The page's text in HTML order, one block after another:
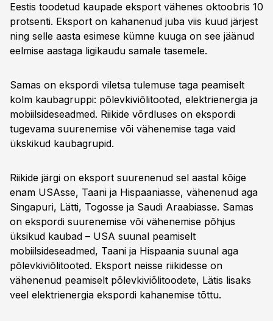
Eestis toodetud kaupade eksport vähenes oktoobris 10
protsenti. Eksport on kahanenud juba viis kuud järjest
ning selle aasta esimese kümne kuuga on see jäänud
eelmise aastaga ligikaudu samale tasemele.
Samas on ekspordi viletsa tulemuse taga peamiselt
kolm kaubagruppi: põlevkiviõlitooted, elektrienergia ja
mobiilsideseadmed. Riikide võrdluses on ekspordi
tugevama suurenemise või vähenemise taga vaid
ükskikud kaubagrupid.
Riikide järgi on eksport suurenenud sel aastal kõige
enam USAsse, Taani ja Hispaaniasse, vähenenud aga
Singapuri, Lätti, Togosse ja Saudi Araabiasse. Samas
on ekspordi suurenemise või vähenemise põhjus
üksikud kaubad – USA suunal peamiselt
mobiilsideseadmed, Taani ja Hispaania suunal aga
põlevkiviõlitooted. Eksport neisse riikidesse on
vähenenud peamiselt põlevkiviõlitoodete, Lätis lisaks
veel elektrienergia ekspordi kahanemise tõttu.